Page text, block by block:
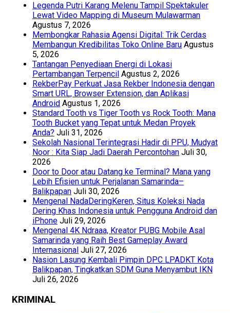
Legenda Putri Karang Melenu Tampil Spektakuler
Lewat Video Mapping di Museum Mulawarman
Agustus 7, 2026
Membongkar Rahasia Agensi Digital: Trik Cerdas
Membangun Kredibilitas Toko Online Baru Agustus
5, 2026
Tantangan Penyediaan Energi di Lokasi
Pertambangan Terpencil Agustus 2, 2026
RekberPay Perkuat Jasa Rekber Indonesia dengan
Smart URL, Browser Extension, dan Aplikasi
Android Agustus 1, 2026
Standard Tooth vs Tiger Tooth vs Rock Tooth: Mana
Tooth Bucket yang Tepat untuk Medan Proyek
Anda? Juli 31, 2026
Sekolah Nasional Terintegrasi Hadir di PPU, Mudyat
Noor : Kita Siap Jadi Daerah Percontohan Juli 30,
2026
Door to Door atau Datang ke Terminal? Mana yang
Lebih Efisien untuk Perjalanan Samarinda–
Balikpapan Juli 30, 2026
Mengenal NadaDeringKeren, Situs Koleksi Nada
Dering Khas Indonesia untuk Pengguna Android dan
iPhone Juli 29, 2026
Mengenal 4K Ndraaa, Kreator PUBG Mobile Asal
Samarinda yang Raih Best Gameplay Award
Internasional Juli 27, 2026
Nasion Lasung Kembali Pimpin DPC LPADKT Kota
Balikpapan, Tingkatkan SDM Guna Menyambut IKN
Juli 26, 2026
KRIMINAL